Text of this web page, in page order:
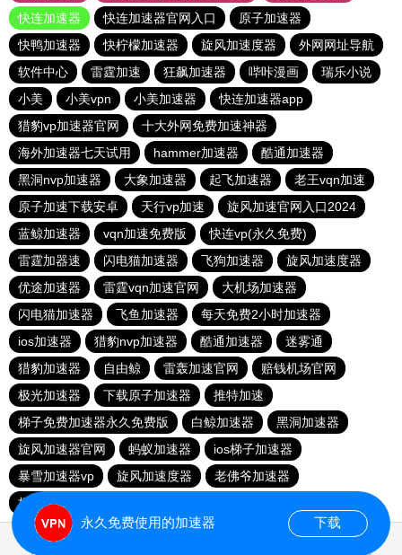
快连加速器
快连加速器官网入口
原子加速器
快鸭加速器
快柠檬加速器 旋风加速度器
外网网址导航
软件中心
雷霆加速 狂飙加速器 哔咔漫画
瑞乐小说
小美
小美vpn 小美加速器
快连加速器app
猎豹vp加速器官网
十大外网免费加速神器
海外加速器七天试用
hammer加速器
酷通加速器
黑洞nvp加速器
大象加速器 起飞加速器
老王vqn加速
原子加速下载安卓
天行vp加速
旋风加速官网入口2024
蓝鲸加速器
vqn加速免费版
快连vp(永久免费)
雷霆加器速
闪电猫加速器 飞狗加速器
旋风加速度器
优途加速器
雷霆vqn加速官网
大机场加速器
闪电猫加速器
飞鱼加速器
每天免费2小时加速器
ios加速器
猎豹nvp加速器 酷通加速器
迷雾通
猎豹加速器
自由鲸 雷轰加速官网
赔钱机场官网
极光加速器
下载原子加速器
推特加速
梯子免费加速器永久免费版
白鲸加速器
黑洞加速器
旋风加速器官网
蚂蚁加速器
ios梯子加速器
暴雪加速器vp
旋风加速度器
老佛爷加速器
极光aurora加速器
永久免费使用的加速器 下载